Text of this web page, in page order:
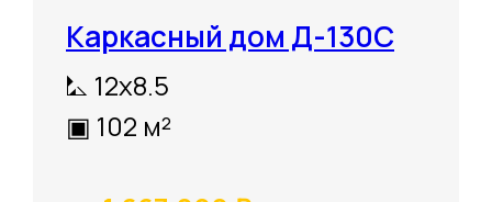
Каркасный дом Д-130С
⛡ 12х8.5
▣ 102 м²